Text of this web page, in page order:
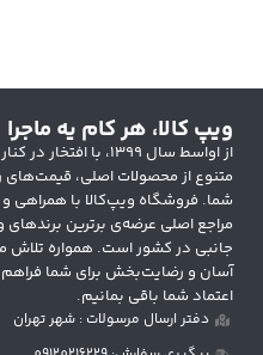
ویپ کالا، هر کام یه ماجرا
از اواسط سال ۱۳۹۹، با
متنوع از محصولات اصلی، قیمت‌های
شما. فروشگاه ویپ‌کالا با همراهی
مراجع اصلی عرضه‌ی برترین
جانبی در کشور است. همواره تلاش
آسان و رضایت‌بخش برای شما
اعتماد شما باقی بمانیم.
دفتر ارسال مرسولات : شهر تهران